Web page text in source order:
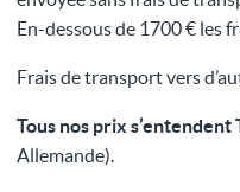
En-dessous de 1700 € les
Frais de transport vers
Tous nos prix s’entendent
Allemande).